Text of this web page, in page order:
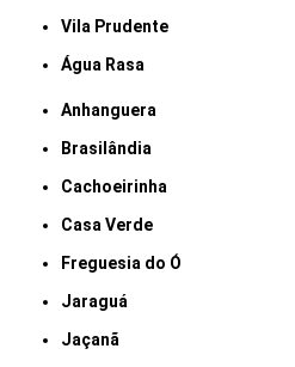
Vila Prudente
Água Rasa
Anhanguera
Brasilândia
Cachoeirinha
Casa Verde
Freguesia do Ó
Jaraguá
Jaçanã